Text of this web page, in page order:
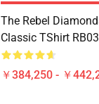
The Rebel
Classic TShirt
￥384,250 - ￥